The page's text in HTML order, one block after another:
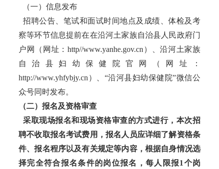
（一）信息发布
招聘公告、笔试和面试时间地点及成绩、体检及考
察等环节信息提前在在沿河土家族自治县人民政府门
户网（网址：http//www.yanhe.gov.cn）、沿河土家族
自治县妇幼保健院官网（网址：
http://www.yhfybjy.cn）、“沿河县妇幼保健院”微信公
众号同时发布。
（二）报名及资格审查
采取现场报名和现场资格审查的方式进行，本次招
聘不收取报名考试费用，报名人员应详细了解资格条
件、报名程序以及有关规定等内容，根据自身情况选
择完全符合报名条件的岗位报名，每人限报1个岗